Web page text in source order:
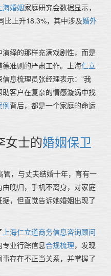
海婚姻家庭研究会数据显示，
比上升18.3%，其中涉及婚外
绎的那样充满戏剧性，而是
准则的严肃工作。上海仁立
信息梳理员张经理表示："我
客户在复杂的情感漩涡中找
例背后，都是一个家庭的命运
女士的婚姻保卫
，与丈夫结婚十年，育有一
晚归，手机不离身，对家庭
，但直觉告诉她婚姻出现了
上海仁立道商务信息咨询顾问
业行踪信息合规梳理，发现
存在不正当关系，并掌握了